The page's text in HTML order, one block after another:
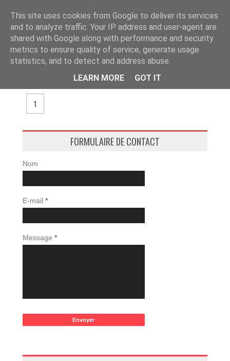
≡
1
FORMULAIRE DE CONTACT
Nom
E-mail *
Message *
This site uses cookies from Google to deliver its services
and to analyze traffic. Your IP address and user-agent are
shared with Google along with performance and security
metrics to ensure quality of service, generate usage
statistics, and to detect and address abuse.
LEARN MORE
GOT IT